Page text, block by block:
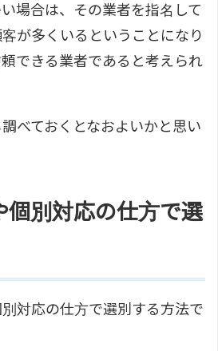
場合は、その業者を指名して
が多くいるということになり
できる業者であると考えられ
べておくとなおよいかと思い
個別対応の仕方で選
対応の仕方で選別する方法で